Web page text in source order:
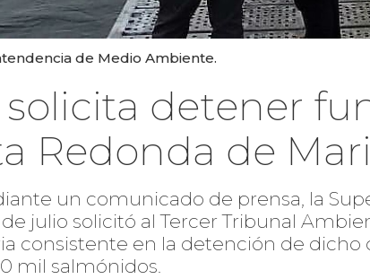
de Medio Ambiente.
solicita detener
Redonda de
un comunicado de prensa, la
de julio solicitó al Tercer Tribunal
consistente en la detención de
mil salmónidos.